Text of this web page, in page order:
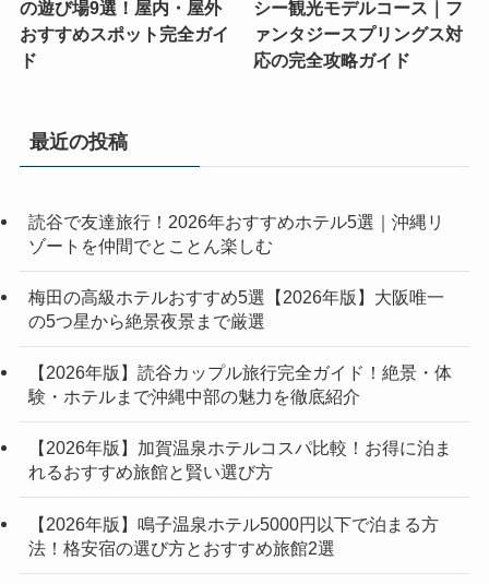
の遊び場9選！屋内・屋外
おすすめスポット完全ガイ
ド
シー観光モデルコース｜フ
ァンタジースプリングス対
応の完全攻略ガイド
最近の投稿
読谷で友達旅行！2026年おすすめホテル5選｜沖縄リ
ゾートを仲間でとことん楽しむ
梅田の高級ホテルおすすめ5選【2026年版】大阪唯一
の5つ星から絶景夜景まで厳選
【2026年版】読谷カップル旅行完全ガイド！絶景・体
験・ホテルまで沖縄中部の魅力を徹底紹介
【2026年版】加賀温泉ホテルコスパ比較！お得に泊ま
れるおすすめ旅館と賢い選び方
【2026年版】鳴子温泉ホテル5000円以下で泊まる方
法！格安宿の選び方とおすすめ旅館2選